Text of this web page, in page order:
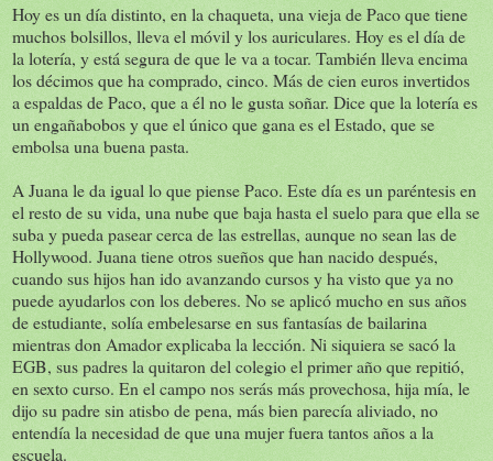
Hoy es un día distinto, en la chaqueta, una vieja de Paco que tiene
muchos bolsillos, lleva el móvil y los auriculares. Hoy es el día de
la lotería, y está segura de que le va a tocar. También lleva encima
los décimos que ha comprado, cinco. Más de cien euros invertidos
a espaldas de Paco, que a él no le gusta soñar. Dice que la lotería es
un engañabobos y que el único que gana es el Estado, que se
embolsa una buena pasta.
A Juana le da igual lo que piense Paco. Este día es un paréntesis en
el resto de su vida, una nube que baja hasta el suelo para que ella se
suba y pueda pasear cerca de las estrellas, aunque no sean las de
Hollywood. Juana tiene otros sueños que han nacido después,
cuando sus hijos han ido avanzando cursos y ha visto que ya no
puede ayudarlos con los deberes. No se aplicó mucho en sus años
de estudiante, solía embelesarse en sus fantasías de bailarina
mientras don Amador explicaba la lección. Ni siquiera se sacó la
EGB, sus padres la quitaron del colegio el primer año que repitió,
en sexto curso. En el campo nos serás más provechosa, hija mía, le
dijo su padre sin atisbo de pena, más bien parecía aliviado, no
entendía la necesidad de que una mujer fuera tantos años a la
escuela.